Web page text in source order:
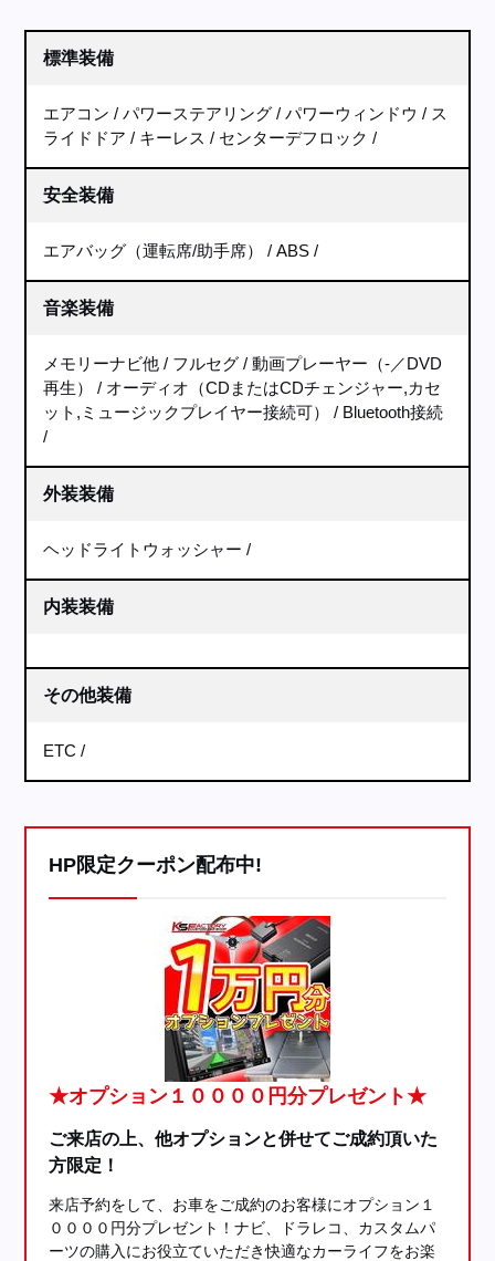
標準装備
エアコン パワーステアリング パワーウィンドウ
ス
ライドドア
キーレス センターデフロック
安全装備
エアバッグ（運転席/助手席） ABS
音楽装備
メモリーナビ他 フルセグ
動画プレーヤー（-／DVD
再生）
オーディオ（CDまたはCDチェンジャー,カセ
ット,ミュージックプレイヤー接続可）
Bluetooth接続
外装装備
ヘッドライトウォッシャー
内装装備
その他装備
ETC
HP限定クーポン配布中!
★オプション１００００円分プレゼント★
ご来店の上、他オプションと併せてご成約頂いた
方限定！
来店予約をして、お車をご成約のお客様にオプション１
００００円分プレゼント！ナビ、ドラレコ、カスタムパ
ーツの購入にお役立ていただき快適なカーライフをお楽